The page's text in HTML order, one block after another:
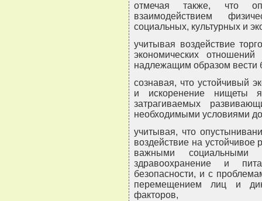
отмечая также, что
взаимодействием
социальных, культурных и
учитывая воздействие
экономических
надлежащим образом вести
сознавая, что устойчивый
и искоренение нищеты
затрагиваемых
необходимыми условиями
учитывая, что
воздействие на устойчивое
важными социальными
здравоохранение и
безопасности, и с
перемещением лиц и
факторов,